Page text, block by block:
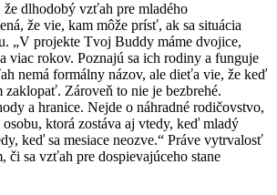
dlhodobý vzťah pre mladého
že vie, kam môže prísť, ak sa situácia
„V projekte Tvoj Buddy máme dvojice,
viac rokov. Poznajú sa ich rodiny a funguje
nemá formálny názov, ale dieťa vie, že keď
zaklopať. Zároveň to nie je bezbrehé.
a hranice. Nejde o náhradné rodičovstvo,
ktorá zostáva aj vtedy, keď mladý
keď sa mesiace neozve.“ Práve vytrvalosť
či sa vzťah pre dospievajúceho stane